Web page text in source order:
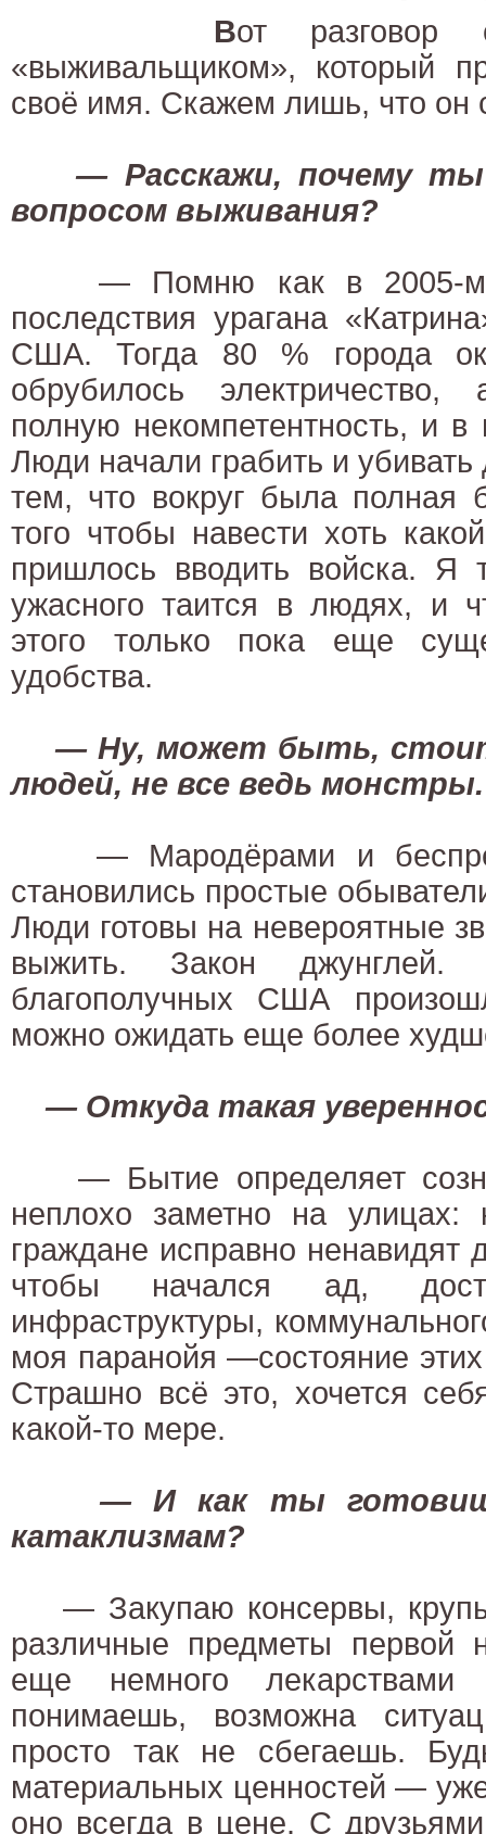
Вот разговор
«выживальщиком», который
своё имя. Скажем лишь, что он
— Расскажи, почему ты
вопросом выживания?
— Помню как в 2005-м
последствия урагана
США. Тогда 80 % города
обрубилось
полную некомпетентность, и в
Люди начали грабить и убивать
тем, что вокруг была полная
того чтобы навести хоть
пришлось вводить войска. Я
ужасного таится в людях, и
этого только пока еще
удобства.
— Ну, может быть,
людей, не все ведь монстры.
— Мародёрами и
становились простые
Люди готовы на невероятные
выжить. Закон
благополучных США
можно ожидать еще более
— Откуда такая
— Бытие определяет
неплохо заметно на улицах:
граждане исправно ненавидят
чтобы начался ад,
инфраструктуры,
моя паранойя —состояние
Страшно всё это, хочется
какой-то мере.
— И как ты
катаклизмам?
— Закупаю консервы,
различные предметы первой
еще немного
понимаешь, возможна
просто так не сбегаешь.
материальных ценностей —
оно всегда в цене. С